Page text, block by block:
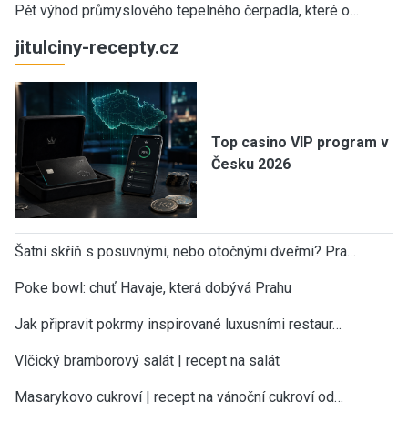
Pět výhod průmyslového tepelného čerpadla, které o…
jitulciny-recepty.cz
Top casino VIP program v
Česku 2026
Šatní skříň s posuvnými, nebo otočnými dveřmi? Pra…
Poke bowl: chuť Havaje, která dobývá Prahu
Jak připravit pokrmy inspirované luxusními restaur…
Vlčický bramborový salát | recept na salát
Masarykovo cukroví | recept na vánoční cukroví od…